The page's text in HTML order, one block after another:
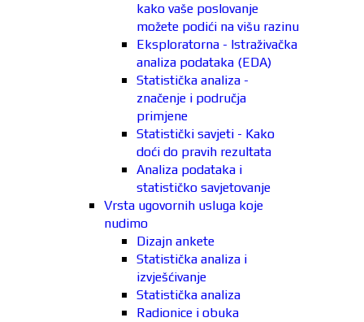
kako vaše poslovanje
možete podići na višu razinu
Eksploratorna - Istraživačka
analiza podataka (EDA)
Statistička analiza -
značenje i područja
primjene
Statistički savjeti - Kako
doći do pravih rezultata
Analiza podataka i
statističko savjetovanje
Vrsta ugovornih usluga koje
nudimo
Dizajn ankete
Statistička analiza i
izvješćivanje
Statistička analiza
Radionice i obuka